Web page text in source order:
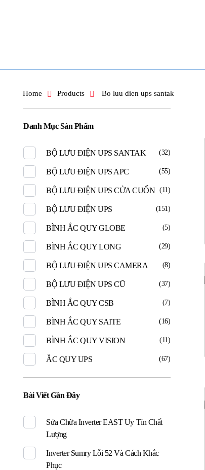
Home Products Bo luu dien ups santak
Danh Mục Sản Phẩm
BỘ LƯU ĐIỆN UPS SANTAK (32)
BỘ LƯU ĐIỆN UPS APC (55)
BỘ LƯU ĐIỆN UPS CỬA CUỐN (11)
BỘ LƯU ĐIỆN UPS (151)
BÌNH ẮC QUY GLOBE (5)
BÌNH ẮC QUY LONG (29)
BỘ LƯU ĐIỆN UPS CAMERA (8)
BỘ LƯU ĐIỆN UPS CŨ (37)
BÌNH ẮC QUY CSB (7)
BÌNH ẮC QUY SAITE (16)
BÌNH ẮC QUY VISION (11)
ẮC QUY UPS (67)
Bài Viết Gần Đây
Sửa Chữa Inverter EAST Uy Tín Chất
Lượng
Inverter Sumry Lỗi 52 Và Cách Khắc
Phục